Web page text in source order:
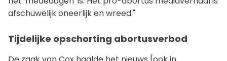
afschuwelijk oneerlijk en wreed."
Tijdelijke opschorting abortusverbod